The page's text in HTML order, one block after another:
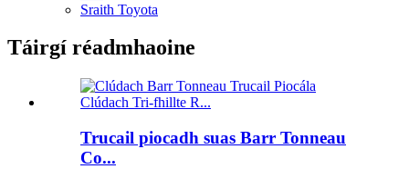
Sraith Toyota
Táirgí réadmhaoine
Trucail piocadh suas Barr Tonneau
Co...